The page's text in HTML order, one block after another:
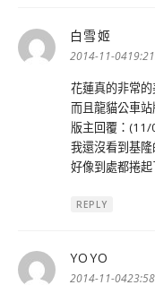
白雪姬
示:
2014-11-
花蓮真的非常的
而且龍貓公車
版主回覆：
我還沒看到基
好像到處都捲
REPLY
YOYO
示:
2014-11-